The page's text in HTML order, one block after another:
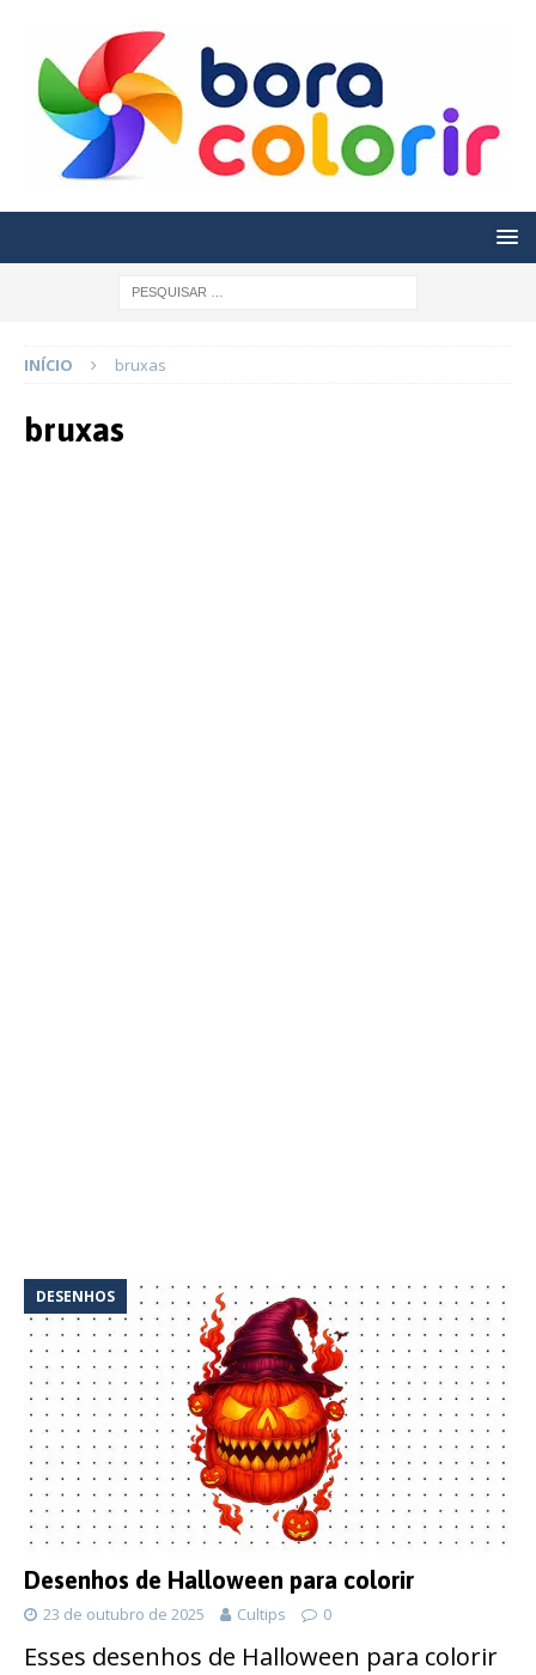
INÍCIO bruxas
bruxas
DESENHOS
Desenhos de Halloween para colorir
23 de outubro de 2025 Cultips 0
Esses desenhos de Halloween para colorir